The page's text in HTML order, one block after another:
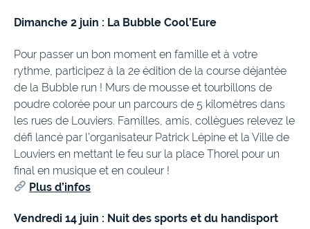
Dimanche 2 juin : La Bubble Cool’Eure
Pour passer un bon moment en famille et à votre
rythme, participez à la 2e édition de la course déjantée
de la Bubble run ! Murs de mousse et tourbillons de
poudre colorée pour un parcours de 5 kilomètres dans
les rues de Louviers. Familles, amis, collègues relevez le
défi lancé par l’organisateur Patrick Lépine et la Ville de
Louviers en mettant le feu sur la place Thorel pour un
final en musique et en couleur !
Plus d’infos
Vendredi 14 juin : Nuit des sports et du handisport